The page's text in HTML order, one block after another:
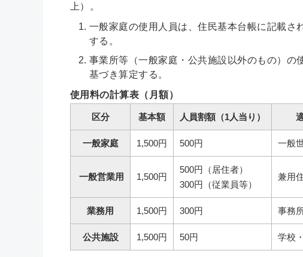
上）。
一般家庭の使用人員は、住民基本台帳に記載さ
する。
事業所等（一般家庭・公共施設以外のもの）の
基づき算定する。
使用料の計算表（月額）
区分 基本額 人員割額（1人当り）
一般家庭 1,500円 500円 一般
一般営業用 1,500円
500円（居住者）
300円（従業員等）
兼用
業務用 1,500円 300円 事務
公共施設 1,500円 50円 学校